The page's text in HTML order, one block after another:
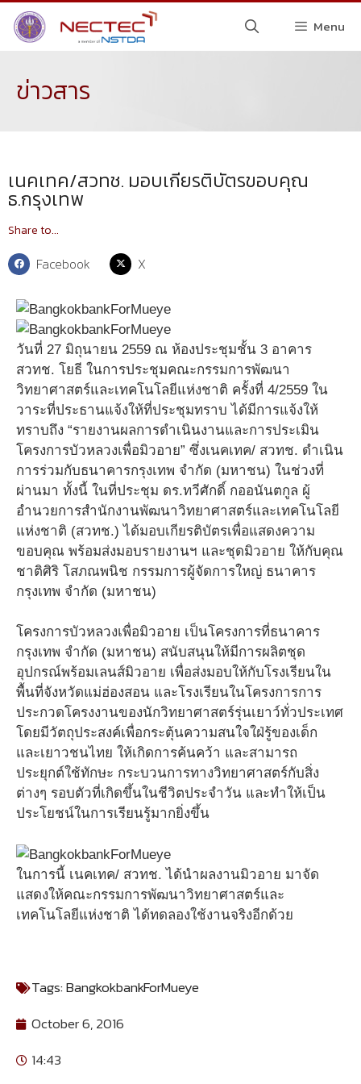
Menu
ข่าวสาร
เนคเทค/สวทช. มอบเกียรติบัตรขอบคุณ
ธ.กรุงเทพ
Share to...
Facebook X
วันที่ 27 มิถุนายน 2559 ณ ห้องประชุมชั้น 3 อาคาร
สวทช. โยธี ในการประชุมคณะกรรมการพัฒนา
วิทยาศาสตร์และเทคโนโลยีแห่งชาติ ครั้งที่ 4/2559 ใน
วาระที่ประธานแจ้งให้ที่ประชุมทราบ ได้มีการแจ้งให้
ทราบถึง “รายงานผลการดำเนินงานและการประเมิน
โครงการบัวหลวงเพื่อมิวอาย” ซึ่งเนคเทค/ สวทช. ดำเนิน
การร่วมกับธนาคารกรุงเทพ จำกัด (มหาชน) ในช่วงที่
ผ่านมา ทั้งนี้ ในที่ประชุม ดร.ทวีศักดิ์ กออนันตกูล ผู้
อำนวยการสำนักงานพัฒนาวิทยาศาสตร์และเทคโนโลยี
แห่งชาติ (สวทช.) ได้มอบเกียรติบัตรเพื่อแสดงความ
ขอบคุณ พร้อมส่งมอบรายงานฯ และชุดมิวอาย ให้กับคุณ
ชาติศิริ โสภณพนิช กรรมการผู้จัดการใหญ่ ธนาคาร
กรุงเทพ จำกัด (มหาชน)
โครงการบัวหลวงเพื่อมิวอาย เป็นโครงการที่ธนาคาร
กรุงเทพ จำกัด (มหาชน) สนับสนุนให้มีการผลิตชุด
อุปกรณ์พร้อมเลนส์มิวอาย เพื่อส่งมอบให้กับโรงเรียนใน
พื้นที่จังหวัดแม่ฮ่องสอน และโรงเรียนในโครงการการ
ประกวดโครงงานของนักวิทยาศาสตร์รุ่นเยาว์ทั่วประเทศ
โดยมีวัตถุประสงค์เพื่อกระตุ้นความสนใจใฝ่รู้ของเด็ก
และเยาวชนไทย ให้เกิดการค้นคว้า และสามารถ
ประยุกต์ใช้ทักษะ กระบวนการทางวิทยาศาสตร์กับสิ่ง
ต่างๆ รอบตัวที่เกิดขึ้นในชีวิตประจำวัน และทำให้เป็น
ประโยชน์ในการเรียนรู้มากยิ่งขึ้น
ในการนี้ เนคเทค/ สวทช. ได้นำผลงานมิวอาย มาจัด
แสดงให้คณะกรรมการพัฒนาวิทยาศาสตร์และ
เทคโนโลยีแห่งชาติ ได้ทดลองใช้งานจริงอีกด้วย
Tags:BangkokbankForMueye
October 6, 2016
14:43